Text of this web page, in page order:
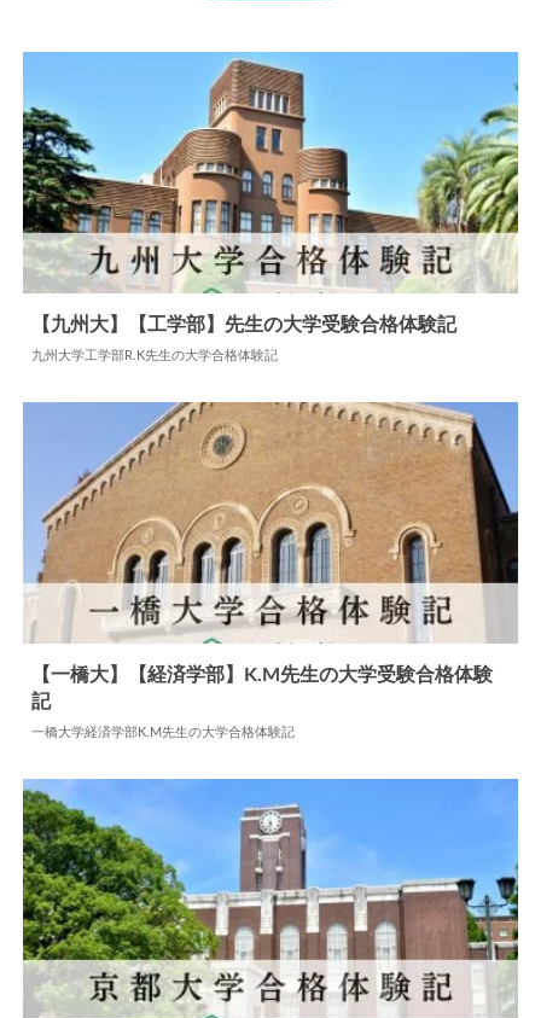
【九州大】【工学部】先生の大学受験合格体験記
九州大学工学部R.K先生の大学合格体験記
大学合格体験記
【一橋大】【経済学部】K.M先生の大学受験合格体験
記
一橋大学経済学部K.M先生の大学合格体験記